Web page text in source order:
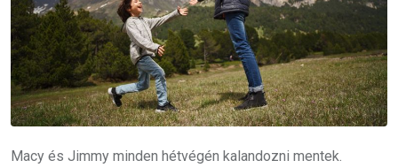
Macy és Jimmy minden hétvégén kalandozni mentek.